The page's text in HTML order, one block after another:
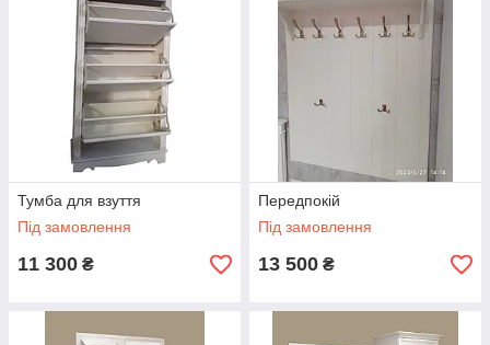
Тумба для взуття
Під замовлення
11 300 ₴
Передпокій
Під замовлення
13 500 ₴